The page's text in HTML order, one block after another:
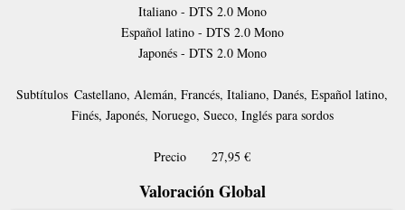
Italiano - DTS 2.0 Mono
Español latino - DTS 2.0 Mono
Japonés - DTS 2.0 Mono
Subtítulos Castellano, Alemán, Francés, Italiano, Danés, Español latino,
Finés, Japonés, Noruego, Sueco, Inglés para sordos
Precio 27,95 €
Valoración Global